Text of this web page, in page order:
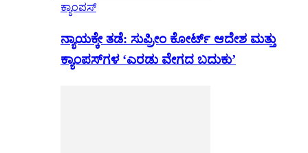
ಕ್ಯಾಂಪಸ್
ನ್ಯಾಯಕ್ಕೇ ತಡೆ: ಸುಪ್ರೀಂ ಕೋರ್ಟ್ ಆದೇಶ ಮತ್ತು
ಕ್ಯಾಂಪಸ್‌ಗಳ ‘ಎರಡು ವೇಗದ ಬದುಕು’